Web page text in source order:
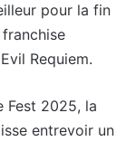
pour la fin
Requiem.
Fest 2025, la
entrevoir un